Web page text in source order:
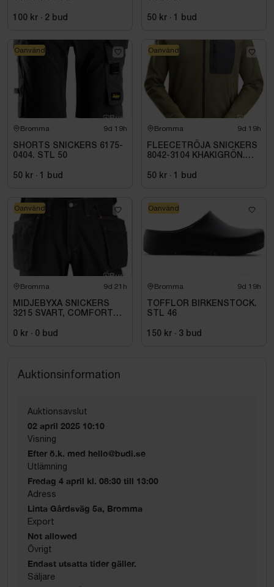
100 kr · 2 bud 50 kr · 1 bud
Bromma 9d 19h
SHORTS SNICKERS 6175-
0404. STL 50
50 kr · 1 bud
Oanvänd
Bromma 9d 19h
FLEECETRÖJA SNICKERS
8042-3104 KHAKIGRÖN.
50 kr · 1 bud
Oanvänd
Bromma 9d 21h
MIDJEBYXA SNICKERS
3215 SVART, COMFORT
0 kr · 0 bud
Oanvänd
Bromma 9d 19h
TOFFLOR BIRKENSTOCK.
STL 46
150 kr · 3 bud
Oanvänd
Auktionsinformation
Auktionsavslut
02 april 2025 10:10
Visning
Efter ö.k. med hello@budi.se
Utlämning
Fredag 4 april kl. 08:30 till 13:00
Adress
Linta Gårdsväg 5a, Bromma
Export
Not allowed
Övrigt
Endast utsatta tider gäller.
Säljare